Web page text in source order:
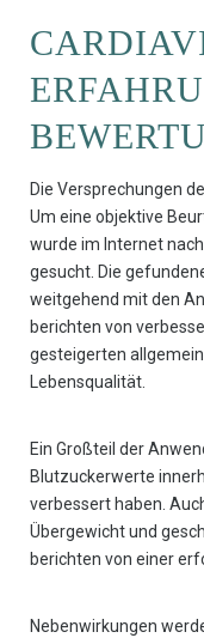
Die Versprechungen
Um eine objektive
wurde im Internet
gesucht. Die
weitgehend mit den
berichten von
gesteigerten
Lebensqualität.
Ein Großteil der
Blutzuckerwerte
verbessert haben.
Übergewicht und
berichten von einer
Nebenwirkungen